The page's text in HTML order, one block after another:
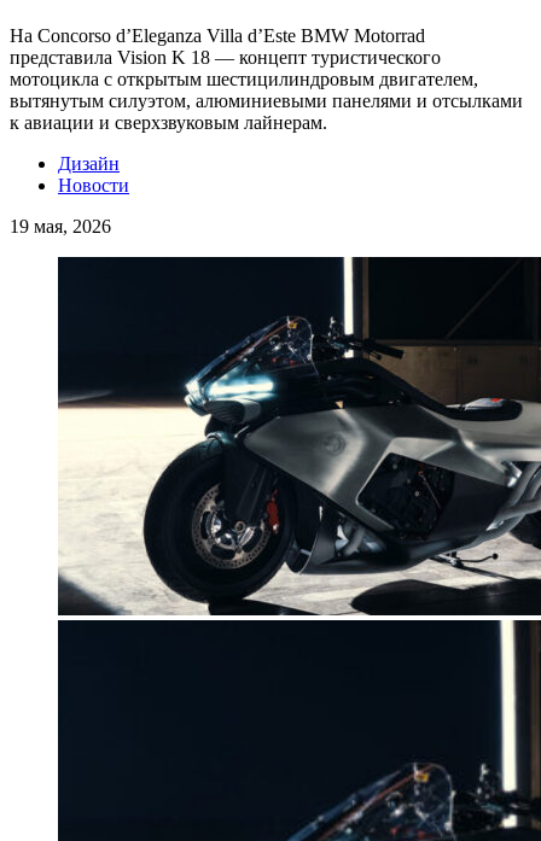
На Concorso d’Eleganza Villa d’Este BMW Motorrad
представила Vision K 18 — концепт туристического
мотоцикла с открытым шестицилиндровым двигателем,
вытянутым силуэтом, алюминиевыми панелями и отсылками
к авиации и сверхзвуковым лайнерам.
Дизайн
Новости
19 мая, 2026